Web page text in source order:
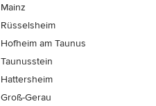
Mainz
Rüsselsheim
Hofheim am Taunus
Taunusstein
Hattersheim
Groß-Gerau